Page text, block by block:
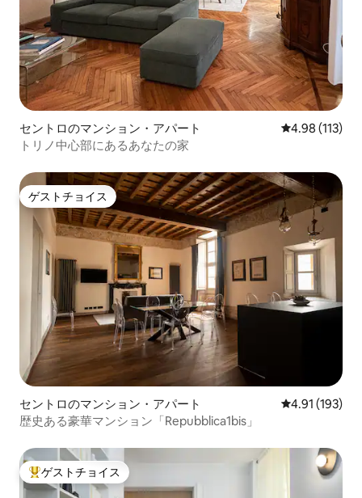
セントロのマンション・アパート レビュー113
4.98 (113)
トリノ中心部にあるあなたの家
ゲストチョイス
ゲストチョイス
セントロのマンション・アパート レビュー193
4.91 (193)
歴史ある豪華マンション「Repubblica1bis」
大好評のゲストチョイスです。
ゲストチョイス